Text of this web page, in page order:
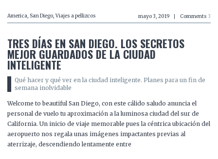
America, San Diego, Viajes a pellizcos mayo 3, 2019 Comments 3
TRES DÍAS EN SAN DIEGO. LOS SECRETOS
MEJOR GUARDADOS DE LA CIUDAD
INTELIGENTE
Qué hacer y qué ver en la ciudad inteligente. Planes para un fin de
semana inolvidable
Welcome to beautiful San Diego, con este cálido saludo anuncia el
personal de vuelo tu aproximación a la luminosa ciudad del sur de
California. Un inicio de viaje memorable pues la céntrica ubicación del
aeropuerto nos regala unas imágenes impactantes previas al
aterrizaje, descendiendo lentamente entre